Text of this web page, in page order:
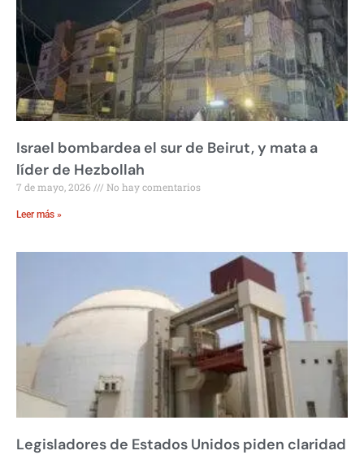
Israel bombardea el sur de Beirut, y mata a
líder de Hezbollah
7 de mayo, 2026 No hay comentarios
Leer más »
Legisladores de Estados Unidos piden claridad